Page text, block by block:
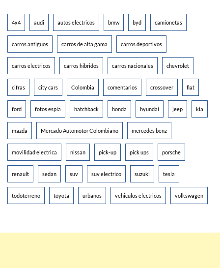
4x4 audi autos electricos bmw byd camionetas
carros antiguos carros de alta gama carros deportivos
carros electricos carros hibridos carros nacionales chevrolet
cifras city cars Colombia comentarios crossover fiat
ford fotos espia hatchback honda hyundai jeep kia
mazda Mercado Automotor Colombiano mercedes benz
movilidad electrica nissan pick-up pick ups porsche
renault sedan suv suv electrico suzuki tesla
todoterreno toyota urbanos vehiculos electricos volkswagen